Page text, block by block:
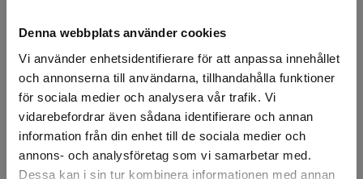
Denna webbplats använder cookies
Vi använder enhetsidentifierare för att anpassa innehållet
och annonserna till användarna, tillhandahålla funktioner
för sociala medier och analysera vår trafik. Vi
vidarebefordrar även sådana identifierare och annan
information från din enhet till de sociala medier och
annons- och analysföretag som vi samarbetar med.
Dessa kan i sin tur kombinera informationen med annan
PFERD
PFERD